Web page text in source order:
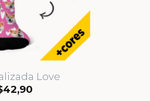
Love
42,90